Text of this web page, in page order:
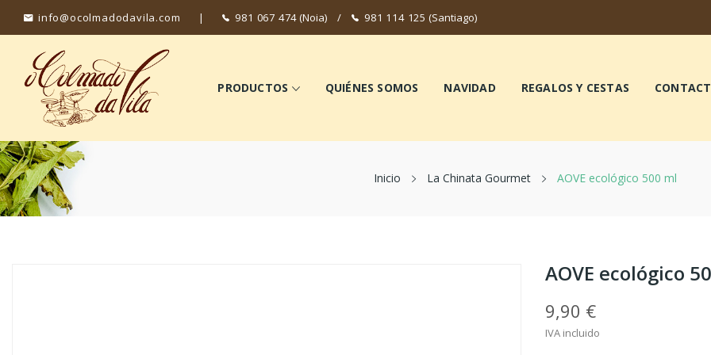
info@ocolmadodavila.com | 981 067 474(Noia) / 981 114 125 (Santiago)
PRODUCTOS QUIÉNES SOMOS NAVIDAD REGALOS Y CESTAS
Inicio La Chinata Gourmet AOVE ecológico 500 ml
AOVE ecológico
9,90 €
IVA incluido